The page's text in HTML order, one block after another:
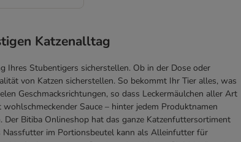
Katzenalltag
Ihres Stubentigers sicherstellen. Ob in der Dose oder
von Katzen sicherstellen. So bekommt Ihr Tier alles, was
Geschmacksrichtungen, so dass Leckermäulchen aller Art
Sauce – hinter jedem Produktnamen
Bitiba Onlineshop hat das ganze Katzenfuttersortiment
im Portionsbeutel kann als Alleinfutter für